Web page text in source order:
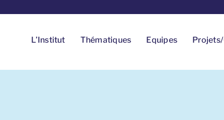
L’Institut Thématiques Equipes